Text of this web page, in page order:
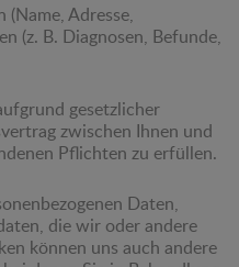
(Name, Adresse,
(z. B. Diagnosen, Befunde,
gesetzlicher
zwischen Ihnen und
Pflichten zu erfüllen.
Daten,
die wir oder andere
können uns auch andere